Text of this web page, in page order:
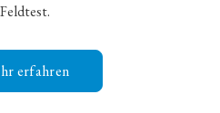
Feldtest.
erfahren
im Theater an der Wien
Bordt SJ